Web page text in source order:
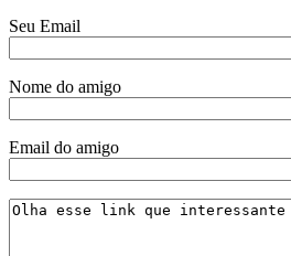
Seu Email
Nome do amigo
Email do amigo